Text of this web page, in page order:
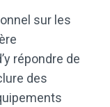
sur les
répondre de
des